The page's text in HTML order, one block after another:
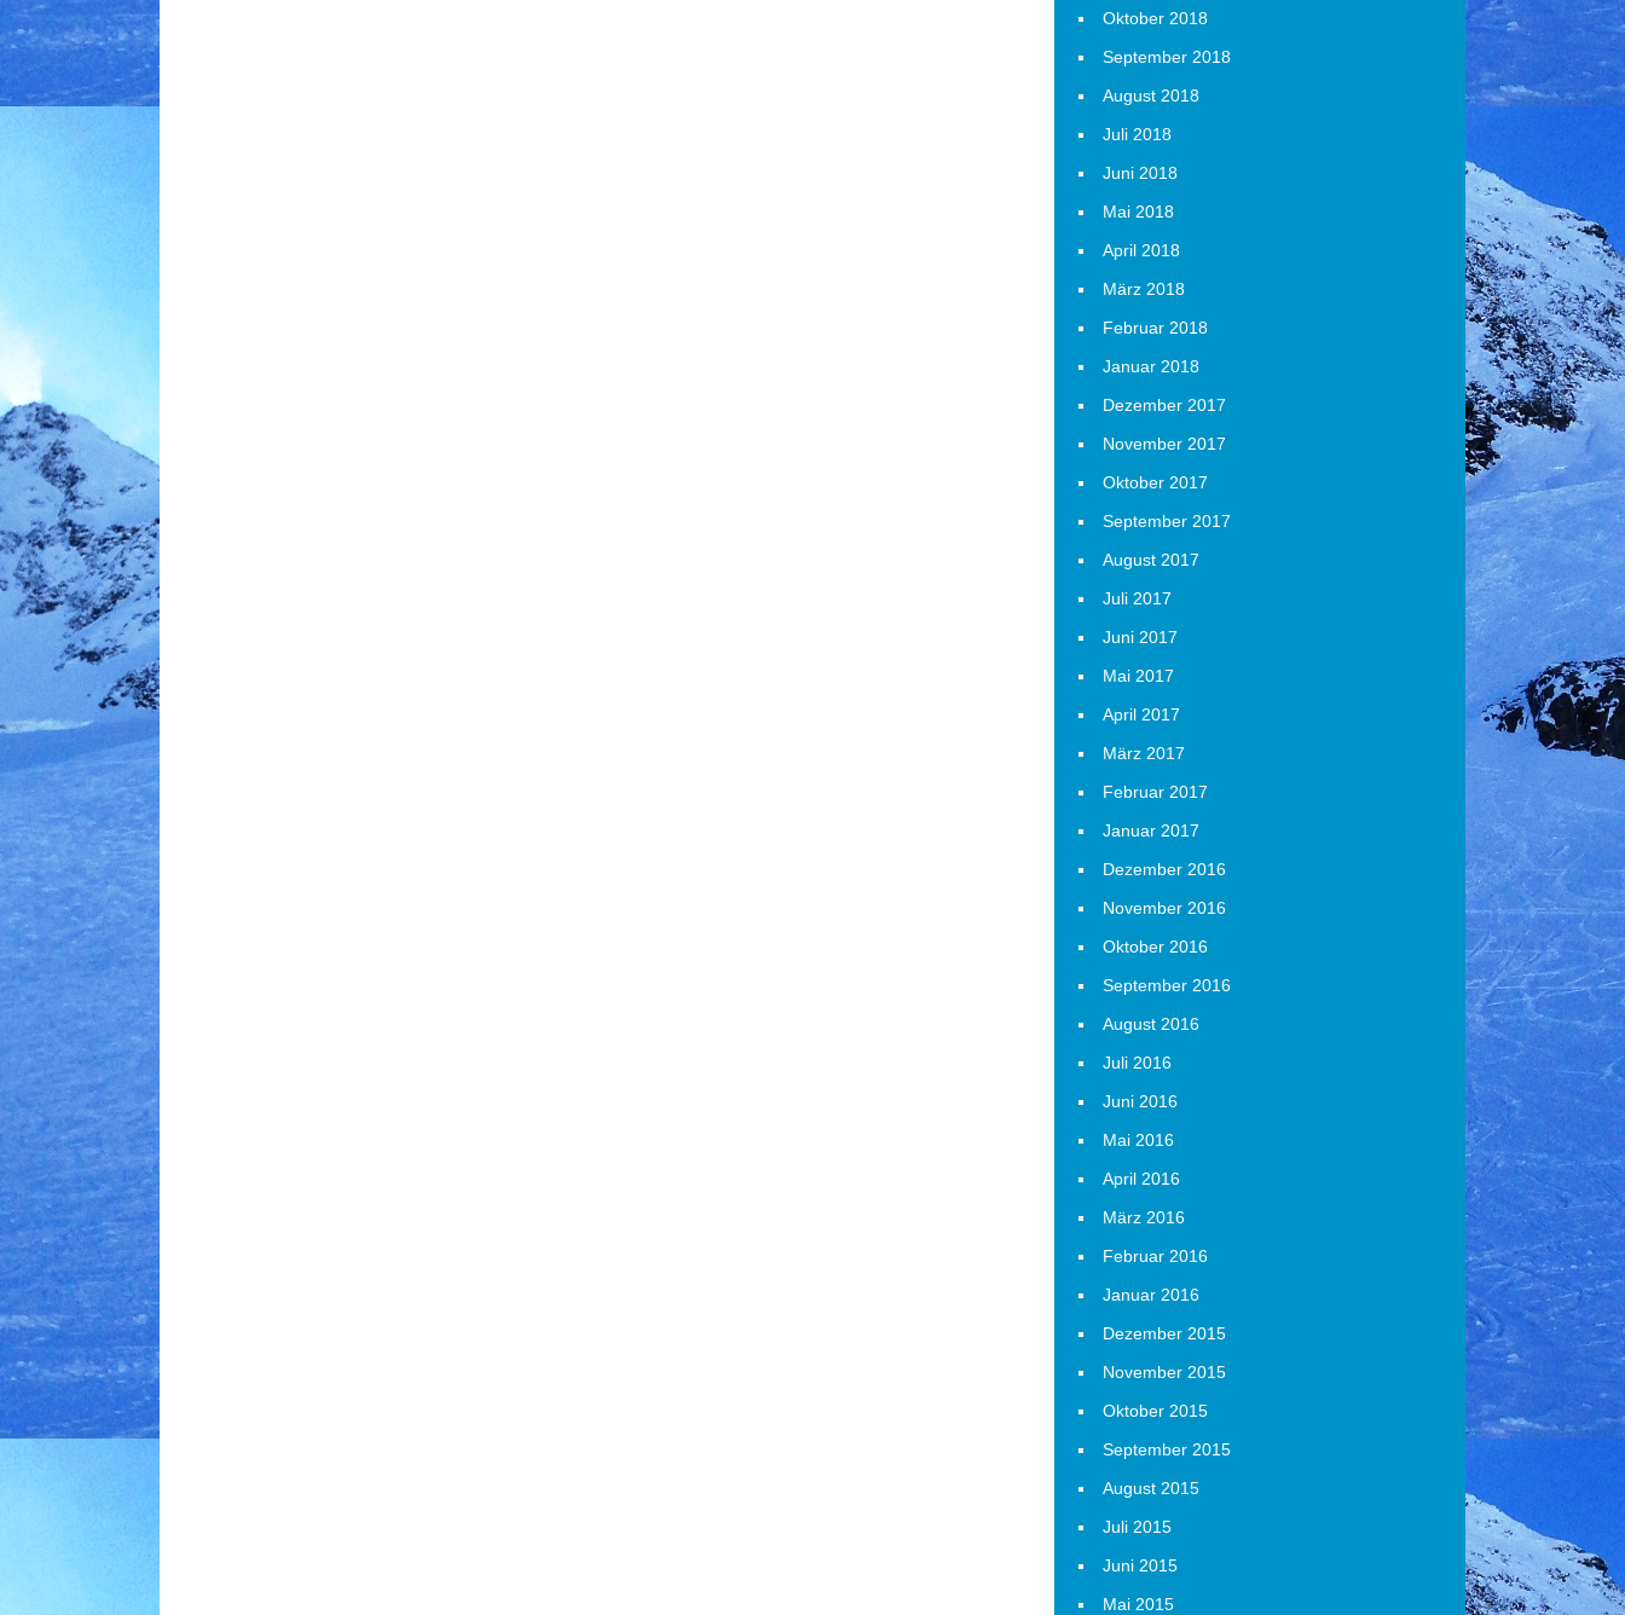
Oktober 2018
September 2018
August 2018
Juli 2018
Juni 2018
Mai 2018
April 2018
März 2018
Februar 2018
Januar 2018
Dezember 2017
November 2017
Oktober 2017
September 2017
August 2017
Juli 2017
Juni 2017
Mai 2017
April 2017
März 2017
Februar 2017
Januar 2017
Dezember 2016
November 2016
Oktober 2016
September 2016
August 2016
Juli 2016
Juni 2016
Mai 2016
April 2016
März 2016
Februar 2016
Januar 2016
Dezember 2015
November 2015
Oktober 2015
September 2015
August 2015
Juli 2015
Juni 2015
Mai 2015